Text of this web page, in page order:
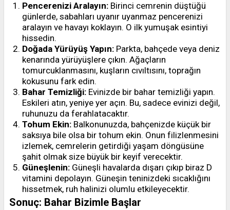
Pencerenizi Aralayın: Birinci cemrenin düştüğü
günlerde, sabahları uyanır uyanmaz pencerenizi
aralayın ve havayı koklayın. O ilk yumuşak esintiyi
hissedin.
Doğada Yürüyüş Yapın: Parkta, bahçede veya deniz
kenarında yürüyüşlere çıkın. Ağaçların
tomurcuklanmasını, kuşların cıvıltısını, toprağın
kokusunu fark edin.
Bahar Temizliği: Evinizde bir bahar temizliği yapın.
Eskileri atın, yeniye yer açın. Bu, sadece evinizi değil,
ruhunuzu da ferahlatacaktır.
Tohum Ekin: Balkonunuzda, bahçenizde küçük bir
saksıya bile olsa bir tohum ekin. Onun filizlenmesini
izlemek, cemrelerin getirdiği yaşam döngüsüne
şahit olmak size büyük bir keyif verecektir.
Güneşlenin: Güneşli havalarda dışarı çıkıp biraz D
vitamini depolayın. Güneşin teninizdeki sıcaklığını
hissetmek, ruh halinizi olumlu etkileyecektir.
Sonuç: Bahar Bizimle Başlar